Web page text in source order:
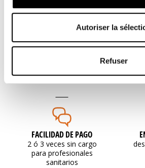
Autoriser la
Refuser
FACILIDAD DE PAGO
2 ó 3 veces sin cargo
para profesionales
sanitarios